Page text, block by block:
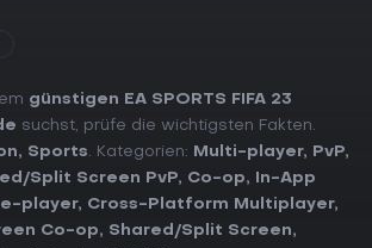
günstigen EA SPORTS FIFA 23
suchst, prüfe die wichtigsten Fakten.
, Sports. Kategorien: Multi-player, PvP,
Split Screen PvP, Co-op,
In-App
player, Cross-Platform Multiplayer,
Co-op, Shared/Split Screen,